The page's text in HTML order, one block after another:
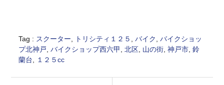
Tag : スクーター, トリシティ１２５ ,バイク,バイクショッ
プ北神戸,バイクショップ西六甲,北区, 山の街,神戸市,鈴
蘭台, １２５cc